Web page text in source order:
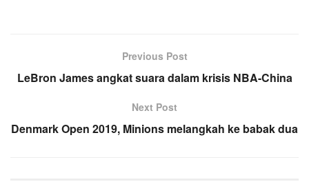
Previous Post
LeBron James angkat suara dalam krisis NBA-China
Next Post
Denmark Open 2019, Minions melangkah ke babak dua